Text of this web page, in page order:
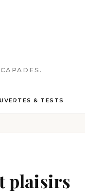
& TESTS
plaisirs